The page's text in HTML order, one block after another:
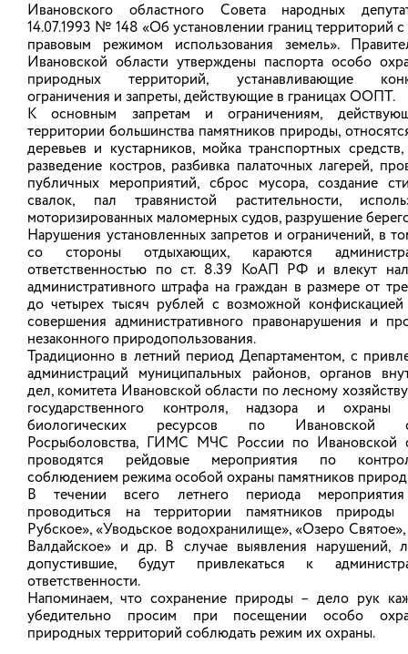
АНОНСЫ
О санитарной рубке
Департамент природных ресурсов и экологии
Ивановской области извещает граждан о
планируемой санитарной рубке зеленых
насаждений в границах особо охраняемой
природной территории регионального значения –
памятника природы Ивановской области «Озеро
Святое», расположенной в Южском районе
Ивановской области.
К санитарной рубке запланированы 5 зеленых
насаждений (сосна), являющиеся сухостойными и
аварийно опасными зелеными насаждениями.
Деревья расположены на территории Талицко-
Мугреевского сельского поселения Южского
района Ивановской области в границах с.
Мугреевский ул. Набережная, на земельном
участке с кадастровым номером 37:21:000000:345.
Деревья расположены на особо охраняемой
природной территории регионального значения –
памятника природы Ивановской области «Озеро
Святое». Санитарная рубка зеленых насаждений
будет производиться в местах, обозначенных на
картосхеме.
Работы планируется произвести в марте 2026
года.
Картосхема, фотоматериал и
прилагаются.
Заказчиком санитарной рубки зеленых
насаждений выступает администрация Талицко-
Ивановского областного Совета народных
14.07.1993 № 148 «Об установлении границ территорий
правовым режимом использования земель».
Ивановской области утверждены паспорта особо
природных территорий, устанавливающие
ограничения и запреты, действующие в границах ООПТ.
К основным запретам и ограничениям,
территории большинства памятников природы,
деревьев и кустарников, мойка транспортных средств,
разведение костров, разбивка палаточных лагерей,
публичных мероприятий, сброс мусора, создание
свалок, пал травянистой растительности,
моторизированных маломерных судов, разрушение
Нарушения установленных запретов и ограничений, в
со стороны отдыхающих, караются
ответственностью по ст. 8.39 КоАП РФ и влекут
административного штрафа на граждан в размере от
до четырех тысяч рублей с возможной
совершения административного правонарушения и
незаконного природопользования.
Традиционно в летний период Департаментом, с
администраций муниципальных районов, органов
дел, комитета Ивановской области по лесному
государственного контроля, надзора и охраны
биологических ресурсов по Ивановской
Росрыболовства, ГИМС МЧС России по Ивановской
проводятся рейдовые мероприятия по
соблюдением режима особой охраны памятников
В течении всего летнего периода
проводиться на территории памятников природы
Рубское», «Уводьское водохранилище», «Озеро
Валдайское» и др. В случае выявления нарушений,
допустившие, будут привлекаться к
ответственности.
Напоминаем, что сохранение природы – дело рук
убедительно просим при посещении особо
природных территорий соблюдать режим их охраны.